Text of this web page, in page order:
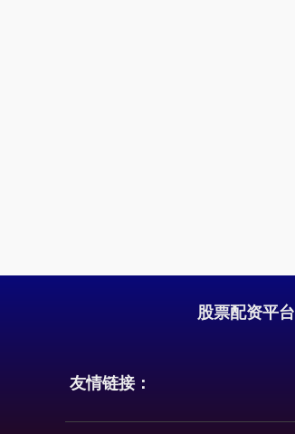
股票配资平台
友情链接：